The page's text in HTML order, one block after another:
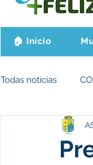
🏠 Início
Todas notícias
Infraestrutura e